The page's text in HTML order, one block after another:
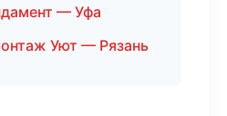
— Уфа
Уют — Рязань